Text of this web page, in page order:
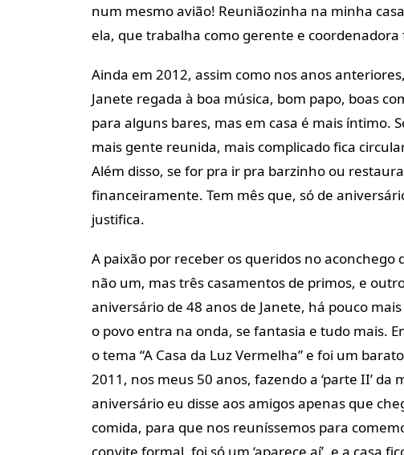
num mesmo avião! Reuniãozinha na minha
ela, que trabalha como gerente e
Ainda em 2012, assim como nos anos
Janete regada à boa música, bom papo, boas
para alguns bares, mas em casa é mais íntimo.
mais gente reunida, mais complicado fica
Além disso, se for pra ir pra barzinho ou
financeiramente. Tem mês que, só de
justifica.
A paixão por receber os queridos no
não um, mas três casamentos de primos, e
aniversário de 48 anos de Janete, há pouco
o povo entra na onda, se fantasia e tudo mais.
o tema “A Casa da Luz Vermelha” e foi um
2011, nos meus 50 anos, fazendo a ‘parte II’
aniversário eu disse aos amigos apenas que
comida, para que nos reuníssemos para